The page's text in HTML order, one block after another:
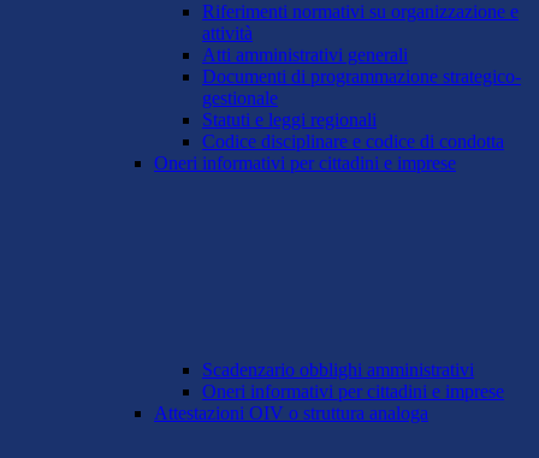
Riferimenti normativi su organizzazione e
attività
Atti amministrativi generali
Documenti di programmazione strategico-
gestionale
Statuti e leggi regionali
Codice disciplinare e codice di condotta
Oneri informativi per cittadini e imprese
Scadenzario obblighi amministrativi
Oneri informativi per cittadini e imprese
Attestazioni OIV o struttura analoga